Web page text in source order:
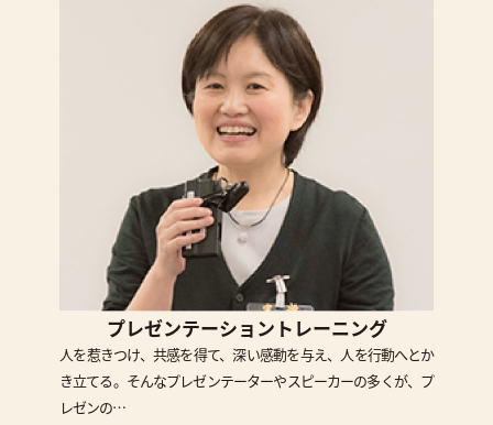
プレゼンテーショントレーニング
人を惹きつけ、共感を得て、深い感動を与え、人を行動へとか
き立てる。そんなプレゼンテーターやスピーカーの多くが、プ
レゼンの…